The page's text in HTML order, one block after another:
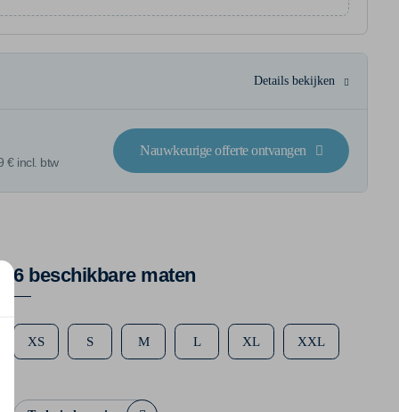
Details bekijken
€ incl. btw
Nauwkeurige offerte ontvangen
6 beschikbare maten
XS S M L XL XXL